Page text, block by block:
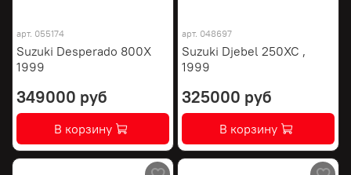
арт. 055174
Suzuki Desperado 800X
1999
349000 руб
В корзину
арт. 048697
Suzuki Djebel 250XC ,
1999
325000 руб
В корзину